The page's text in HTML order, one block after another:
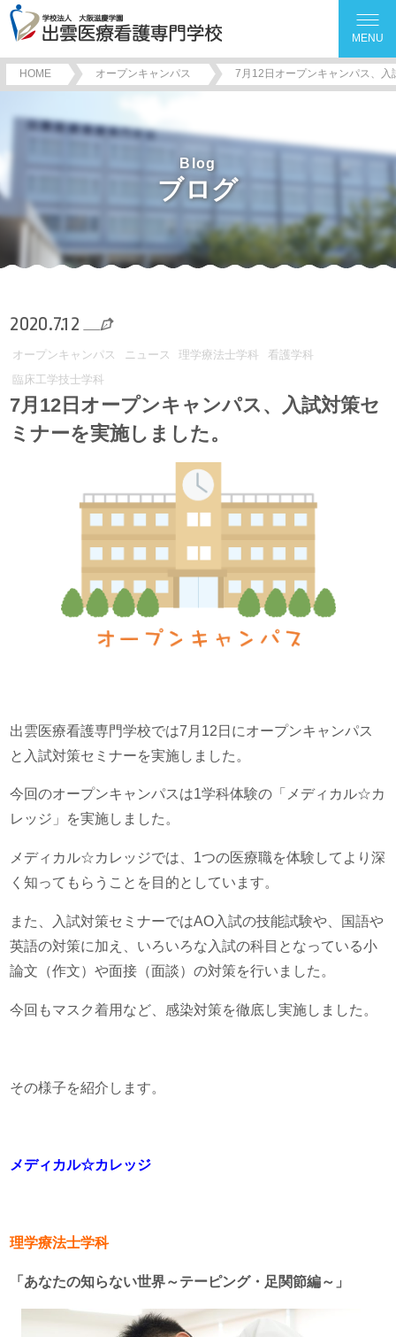
MENU
HOME オープンキャンパス 7月12日オープンキャンパス、
Blog
ブログ
2020.7.12
オープンキャンパス ニュース 理学療法士学科
看護学科
臨床工学技士学科
7月12日オープンキャンパス、入試対策セ
ミナーを実施しました。
出雲医療看護専門学校では7月12日にオープンキャンパス
と入試対策セミナーを実施しました。
今回のオープンキャンパスは1学科体験の「メディカル☆カ
レッジ」を実施しました。
メディカル☆カレッジでは、1つの医療職を体験してより深
く知ってもらうことを目的としています。
また、入試対策セミナーではAO入試の技能試験や、国語や
英語の対策に加え、いろいろな入試の科目となっている小
論文（作文）や面接（面談）の対策を行いました。
今回もマスク着用など、感染対策を徹底し実施しました。
その様子を紹介します。
メディカル☆カレッジ
理学療法士学科
「あなたの知らない世界～テーピング・足関節編～」